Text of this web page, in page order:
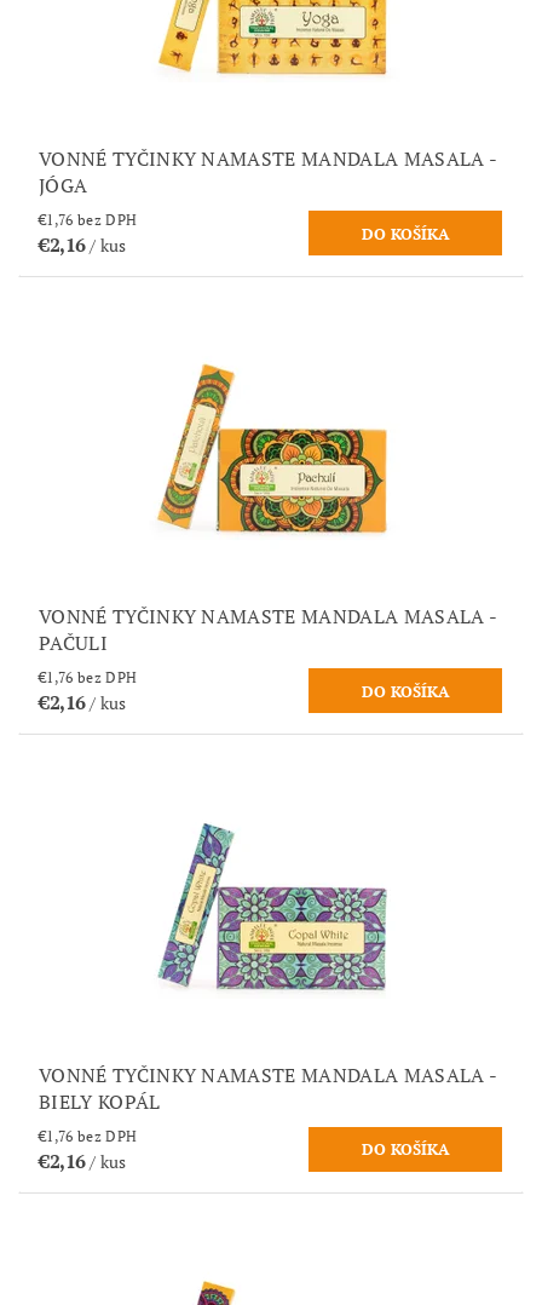
VONNÉ TYČINKY NAMASTE MANDALA MASALA -
JÓGA
€1,76 bez DPH
€2,16/ kus
VONNÉ TYČINKY NAMASTE MANDALA MASALA -
PAČULI
€1,76 bez DPH
€2,16/ kus
VONNÉ TYČINKY NAMASTE MANDALA MASALA -
BIELY KOPÁL
€1,76 bez DPH
€2,16/ kus